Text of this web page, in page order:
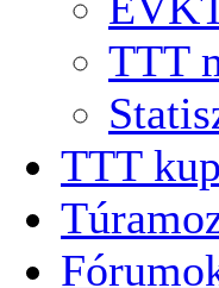
TTT
TTT